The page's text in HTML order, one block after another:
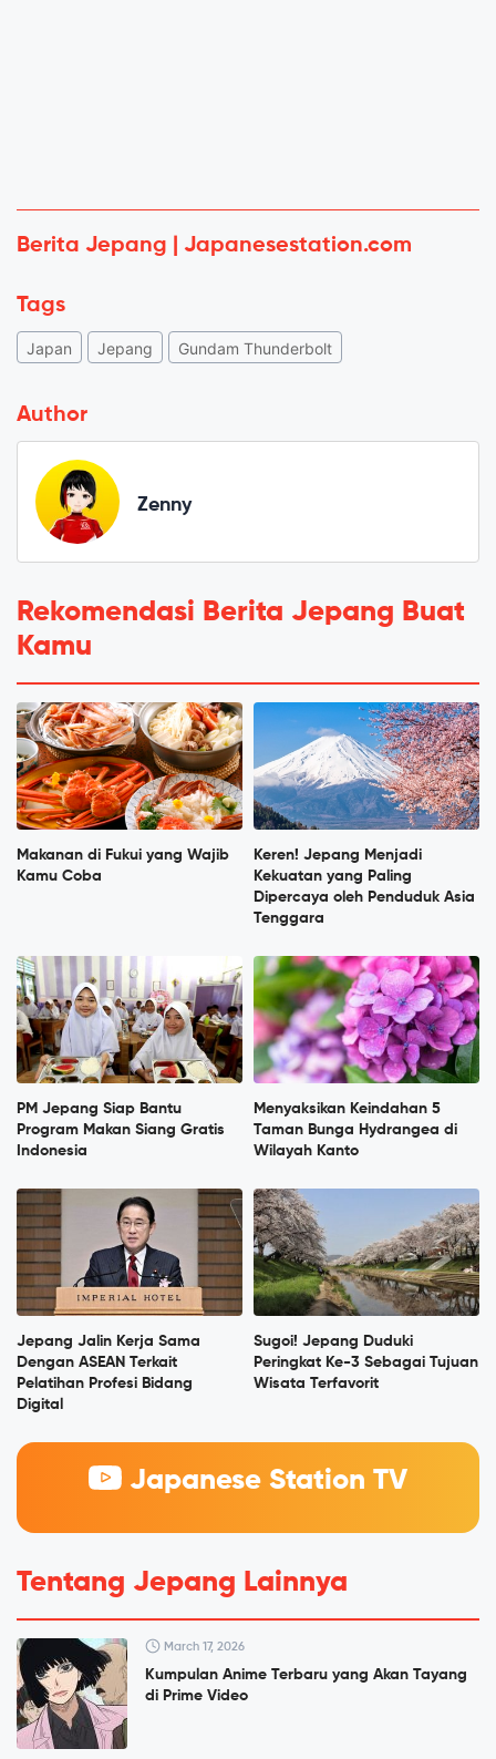
Berita Jepang | Japanesestation.com
Tags
Japan Jepang Gundam Thunderbolt
Author
Zenny
Rekomendasi Berita Jepang Buat
Kamu
Makanan di Fukui yang Wajib
Kamu Coba
Keren! Jepang Menjadi
Kekuatan yang Paling
Dipercaya oleh Penduduk Asia
Tenggara
PM Jepang Siap Bantu
Program Makan Siang Gratis
Indonesia
Menyaksikan Keindahan 5
Taman Bunga Hydrangea di
Wilayah Kanto
Jepang Jalin Kerja Sama
Dengan ASEAN Terkait
Pelatihan Profesi Bidang
Digital
Sugoi! Jepang Duduki
Peringkat Ke-3 Sebagai Tujuan
Wisata Terfavorit
Japanese Station TV
Tentang Jepang Lainnya
March 17, 2026
Kumpulan Anime Terbaru yang Akan Tayang
di Prime Video